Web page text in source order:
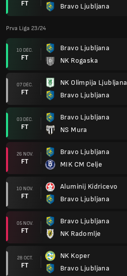
FT Bravo Ljubljana
Prva Liga 23/24
10 DÉC.
FT
Bravo Ljubljana
NK Rogaska
07 DÉC.
FT
NK Olimpija Ljubljana
Bravo Ljubljana
03 DÉC.
FT
Bravo Ljubljana
NS Mura
26 NOV.
FT
Bravo Ljubljana
MIK CM Celje
10 NOV.
FT
Aluminij Kidricevo
Bravo Ljubljana
05 NOV.
FT
Bravo Ljubljana
NK Radomlje
28 OCT.
FT
NK Koper
Bravo Ljubljana